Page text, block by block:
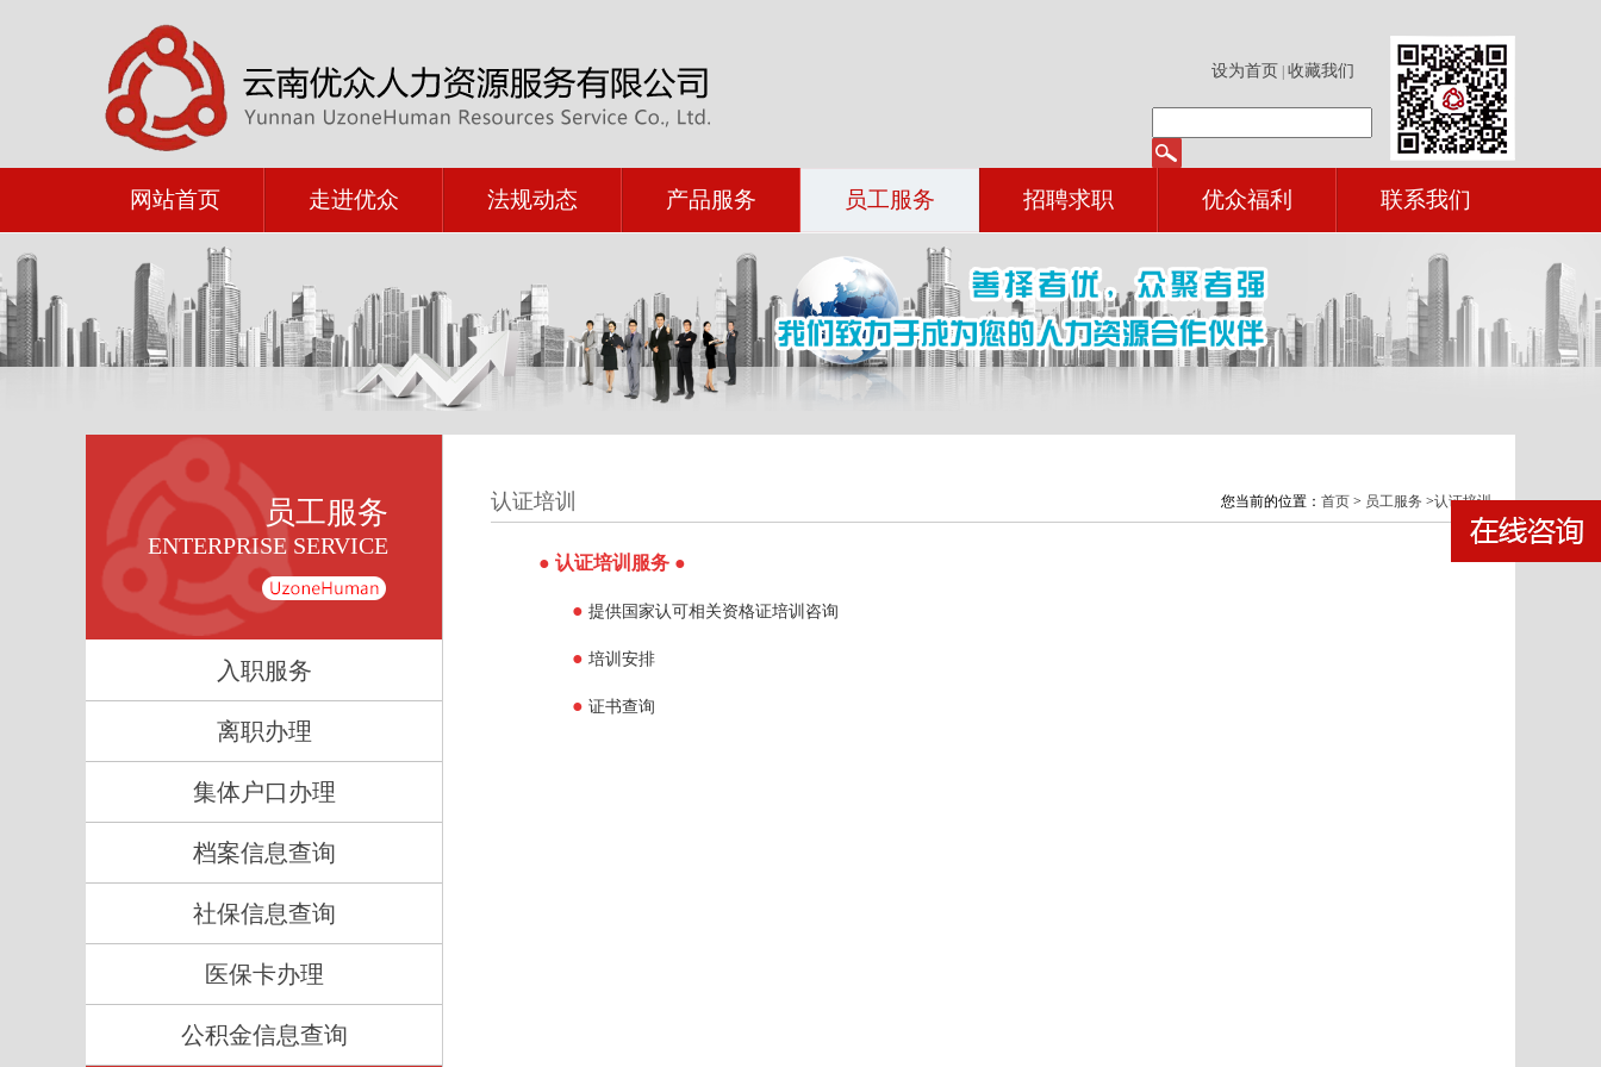
设为首页 收藏我们
网站首页 走进优众 法规动态 产品服务 员工服务 招聘求职 优众福利 联系我们
员工服务
ENTERPRISE SERVICE
入职服务
离职办理
集体户口办理
档案信息查询
社保信息查询
医保卡办理
公积金信息查询
您当前的位置： 首页 > 员工服务 >认证培训
认证培训
● 认证培训服务 ●
● 提供国家认可相关资格证培训咨询
● 培训安排
● 证书查询